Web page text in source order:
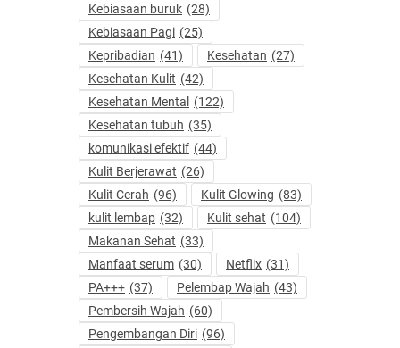
Kebiasaan buruk (28)
Kebiasaan Pagi (25)
Kepribadian (41) Kesehatan (27)
Kesehatan Kulit (42)
Kesehatan Mental
(122)
Kesehatan tubuh (35)
komunikasi efektif (44)
Kulit Berjerawat (26)
Kulit Cerah (96) Kulit Glowing (83)
kulit lembap (32) Kulit sehat (104)
Makanan Sehat (33)
Manfaat serum (30) Netflix (31)
PA+++ (37) Pelembap Wajah (43)
Pembersih Wajah (60)
Pengembangan Diri (96)